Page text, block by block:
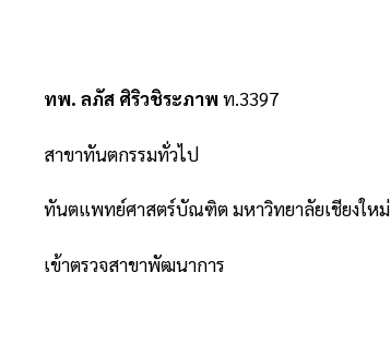
ทพ. ลภัส ศิริวชิระภาพท.3397
สาขาทันตกรรมทั่วไป
ทันตแพทย์ศาสตร์บัณฑิต มหาวิทยาลัยเชียงใหม่
เข้าตรวจสาขาพัฒนาการ